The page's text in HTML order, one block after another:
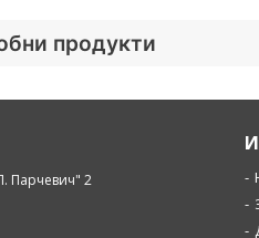
продукти
Парчевич" 2